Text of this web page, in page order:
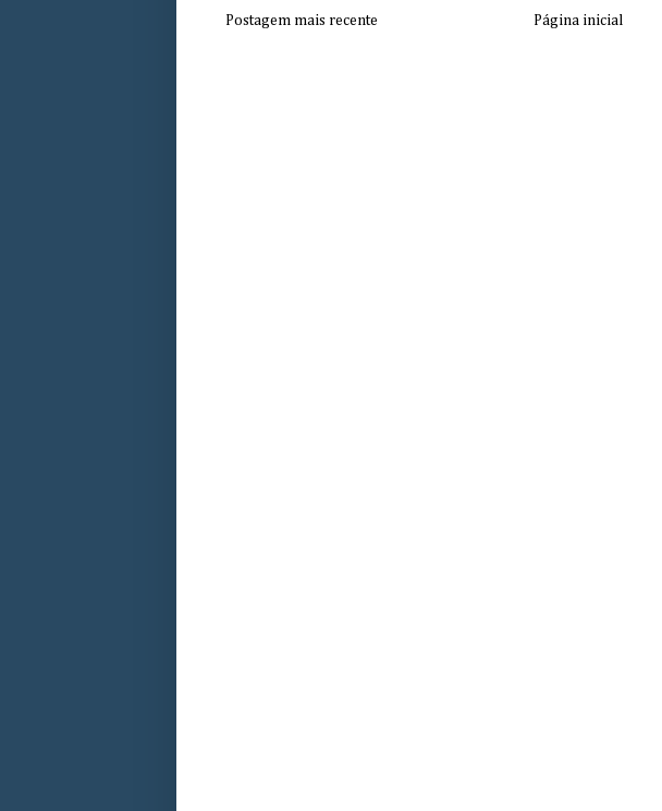
Postagem mais recente Página inicial